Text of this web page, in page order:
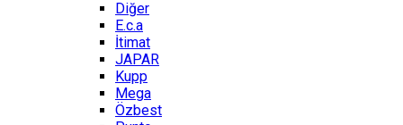
Diğer
E.c.a
İtimat
JAPAR
Kupp
Mega
Özbest